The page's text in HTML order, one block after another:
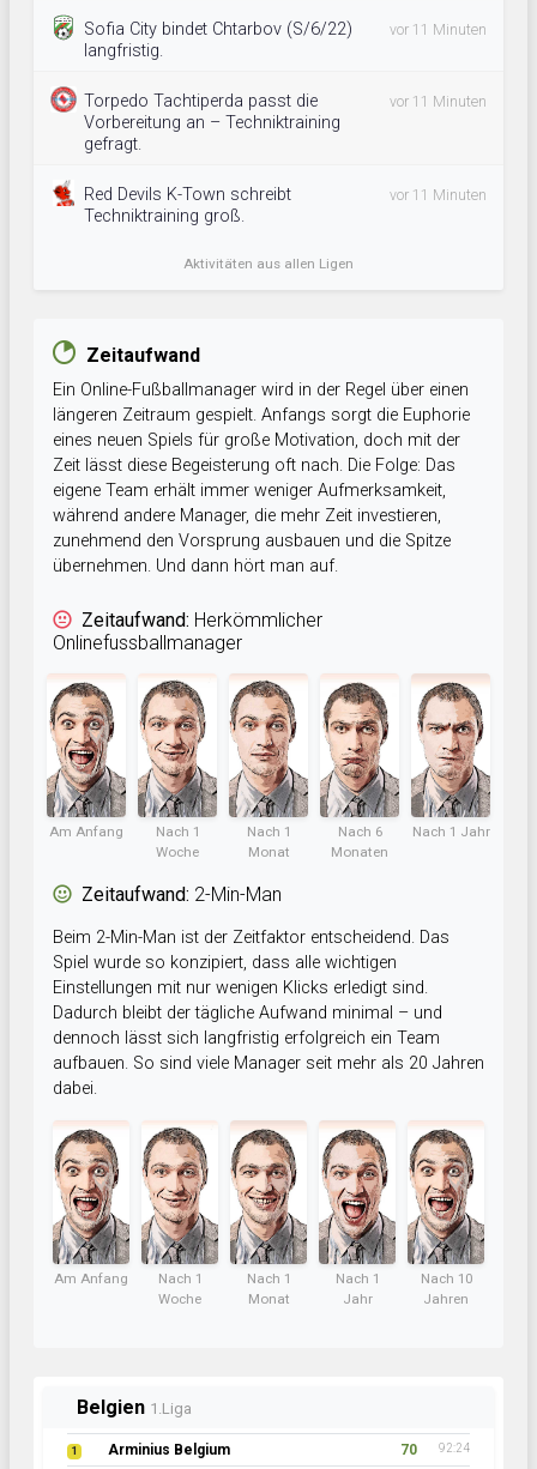
Sofia City bindet Chtarbov (S/6/22)
langfristig.
vor 11 Minuten
Torpedo Tachtiperda passt die
Vorbereitung an – Techniktraining
gefragt.
vor 11 Minuten
Red Devils K-Town schreibt
Techniktraining groß.
vor 11 Minuten
Aktivitäten aus allen Ligen
Zeitaufwand
Ein Online-Fußballmanager wird in der Regel über einen
längeren Zeitraum gespielt. Anfangs sorgt die Euphorie
eines neuen Spiels für große Motivation, doch mit der
Zeit lässt diese Begeisterung oft nach. Die Folge: Das
eigene Team erhält immer weniger Aufmerksamkeit,
während andere Manager, die mehr Zeit investieren,
zunehmend den Vorsprung ausbauen und die Spitze
übernehmen. Und dann hört man auf.
Zeitaufwand: Herkömmlicher
Onlinefussballmanager
Am Anfang
Nach 1
Woche
Nach 1
Monat
Nach 6
Monaten
Nach 1 Jahr
Zeitaufwand: 2-Min-Man
Beim 2-Min-Man ist der Zeitfaktor entscheidend. Das
Spiel wurde so konzipiert, dass alle wichtigen
Einstellungen mit nur wenigen Klicks erledigt sind.
Dadurch bleibt der tägliche Aufwand minimal – und
dennoch lässt sich langfristig erfolgreich ein Team
aufbauen. So sind viele Manager seit mehr als 20 Jahren
dabei.
Am Anfang
Nach 1
Woche
Nach 1
Monat
Nach 1
Jahr
Nach 10
Jahren
Belgien 1.Liga
1 Arminius Belgium 70 92:24